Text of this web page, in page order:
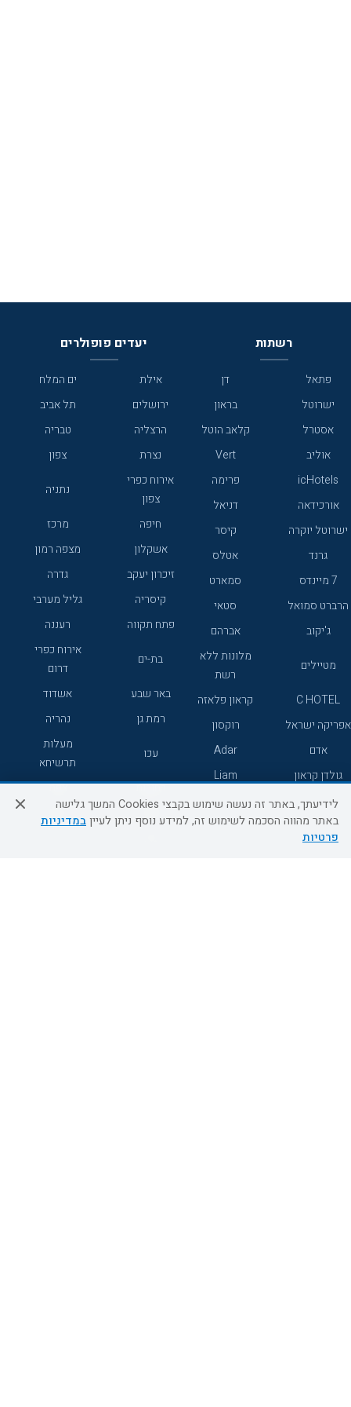
רשתות
פתאל
דן
ישרוטל
בראון
אסטרל
קלאב הוטל
אוליב
Vert
icHotels
פרימה
אורכידאה
דניאל
ישרוטל יוקרה
קיסר
גרנד
אטלס
7 מיינדס
סמארט
הרברט סמואל
סטאי
ג'יקוב
אברהם
מטיילים
מלונות ללא
רשת
C HOTEL
קראון פלאזה
אפריקה ישראל
רוקסון
אדם
Adar
גולדן קראון
Liam
יעדים פופולרים
אילת
ים המלח
ירושלים
תל אביב
הרצליה
טבריה
נצרת
צפון
אירוח כפרי
צפון
נתניה
חיפה
מרכז
אשקלון
מצפה רמון
זיכרון יעקב
גדרה
קיסריה
גליל מערבי
פתח תקווה
רעננה
בת-ים
אירוח כפרי
דרום
באר שבע
אשדוד
רמת גן
נהריה
עכו
מעלות
תרשיחא
רחובות
צפת
חדרה
דרום
לידיעתך, באתר זה נעשה שימוש בקבצי Cookies המשך גלישה
באתר מהווה הסכמה לשימוש זה, למידע נוסף ניתן לעייןבמדיניות
פרטיות